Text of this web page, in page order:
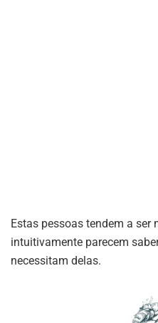
Estas pessoas tendem a ser
intuitivamente parecem
necessitam delas.